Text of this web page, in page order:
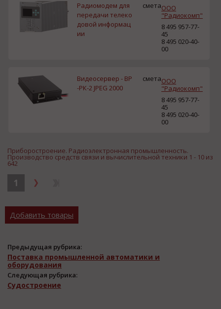
Радиомодем для
передачи телеко
довой информац
ии
сметаООО
"Радиокомп"
8 495 957-77-
45
8 495 020-40-
00
Видеосервер - ВР
-РК-2 JPEG 2000
сметаООО
"Радиокомп"
8 495 957-77-
45
8 495 020-40-
00
Приборостроение. Радиоэлектронная промышленность.
Производство средств связи и вычислительной техники 1 - 10 из
642
1
Добавить товары
Предыдущая рубрика:
Поставка промышленной автоматики и
оборудования
Следующая рубрика:
Судостроение